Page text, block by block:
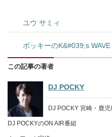
ユウ サミィ
ポッキーのK&#039;s WAVE
この記事の著者
DJ POCKY
DJ POCKY 宮崎・鹿
DJ POCKYのON AIR番組